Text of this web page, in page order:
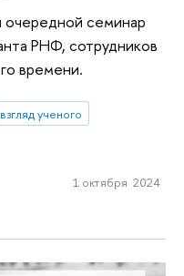
очередной семинар
РНФ, сотрудников
времени.
взгляд ученого
1 октября 2024